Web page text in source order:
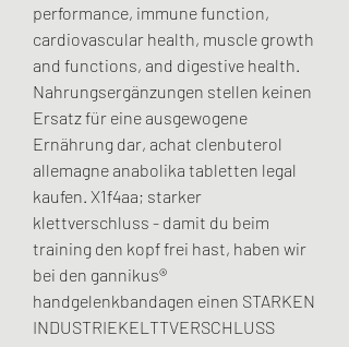
performance, immune function,
cardiovascular health, muscle growth
and functions, and digestive health.
Nahrungsergänzungen stellen keinen
Ersatz für eine ausgewogene
Ernährung dar, achat clenbuterol
allemagne anabolika tabletten legal
kaufen. X1f4aa; starker
klettverschluss - damit du beim
training den kopf frei hast, haben wir
bei den gannikus®
handgelenkbandagen einen STARKEN
INDUSTRIEKELTTVERSCHLUSS